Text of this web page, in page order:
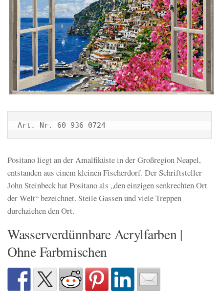
Art. Nr. 60 936 0724
Positano liegt an der Amalfiküste in der Großregion Neapel,
entstanden aus einem kleinen Fischerdorf. Der Schriftsteller
John Steinbeck hat Positano als „den einzigen senkrechten Ort
der Welt“ bezeichnet. Steile Gassen und viele Treppen
durchziehen den Ort.
Wasserverdünnbare Acrylfarben |
Ohne Farbmischen